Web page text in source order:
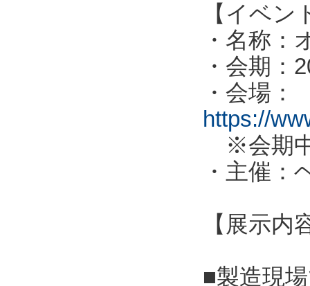
【イベン
・名称
・会期：
・会場：
https://
※会期中
・主催：
【展示内
■製造現